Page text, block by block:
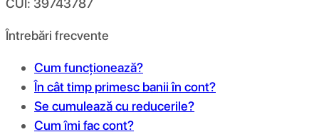
CUI: 39743787
Întrebări frecvente
Cum funcționează?
În cât timp primesc banii în cont?
Se cumulează cu reducerile?
Cum îmi fac cont?